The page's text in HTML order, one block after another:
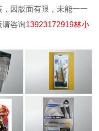
因版面有限，未能一一
请咨询13923172919林小